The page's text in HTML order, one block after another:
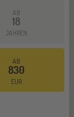
AB
18
JAHREN
AB
830
EUR